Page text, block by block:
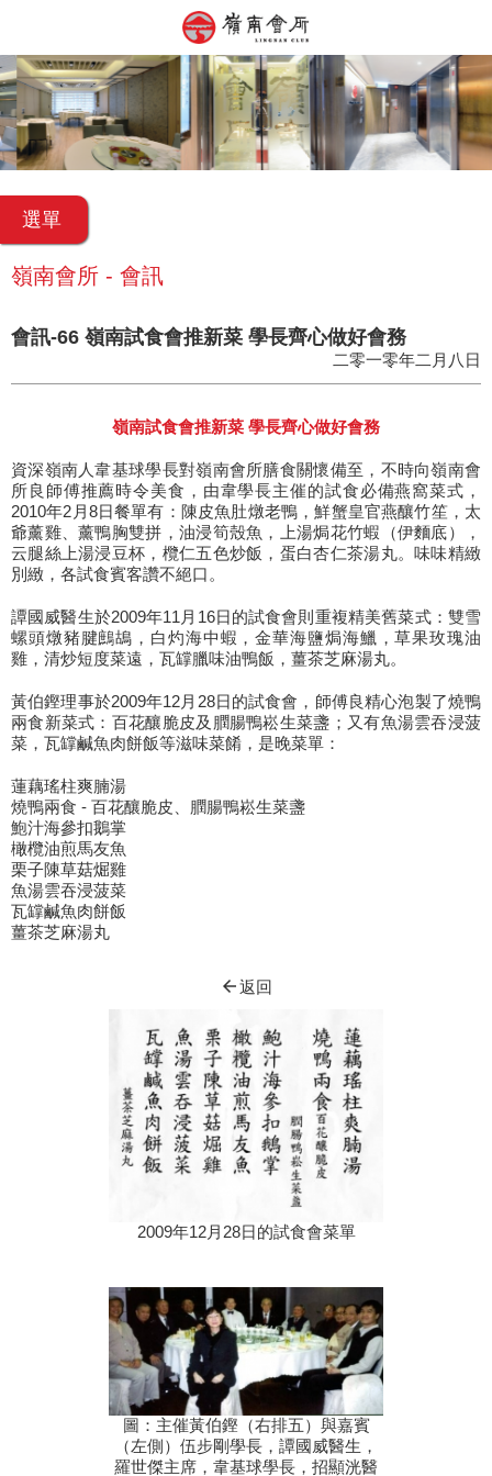
選單
嶺南會所 - 會訊
會訊-66 嶺南試食會推新菜 學長齊心做好會務
二零一零年二月八日
嶺南試食會推新菜 學長齊心做好會務
資深嶺南人韋基球學長對嶺南會所膳食關懷備至，不時向嶺南會
所良師傅推薦時令美食，由韋學長主催的試食必備燕窩菜式，
2010年2月8日餐單有：陳皮魚肚燉老鴨，鮮蟹皇官燕釀竹笙，太
爺薰雞、薰鴨胸雙拼，油浸筍殼魚，上湯焗花竹蝦（伊麵底），
云腿絲上湯浸豆杯，欖仁五色炒飯，蛋白杏仁茶湯丸。味味精緻
別緻，各試食賓客讚不絕口。
譚國威醫生於2009年11月16日的試食會則重複精美舊菜式：雙雪
螺頭燉豬腱鷓鴣，白灼海中蝦，金華海鹽焗海鱲，草果玫瑰油
雞，清炒短度菜遠，瓦罉臘味油鴨飯，薑茶芝麻湯丸。
黃伯鏗理事於2009年12月28日的試食會，師傅良精心泡製了燒鴨
兩食新菜式：百花釀脆皮及膶腸鴨崧生菜盞；又有魚湯雲吞浸菠
菜，瓦罉鹹魚肉餅飯等滋味菜餚，是晚菜單：
蓮藕瑤柱爽腩湯
燒鴨兩食 - 百花釀脆皮、膶腸鴨崧生菜盞
鮑汁海參扣鵝掌
橄欖油煎馬友魚
栗子陳草菇煀雞
魚湯雲吞浸菠菜
瓦罉鹹魚肉餅飯
薑茶芝麻湯丸
arrow_back返回
2009年12月28日的試食會菜單
圖：主催黃伯鏗（右排五）與嘉賓
（左側）伍步剛學長，譚國威醫生，
羅世傑主席，韋基球學長，招顯洸醫